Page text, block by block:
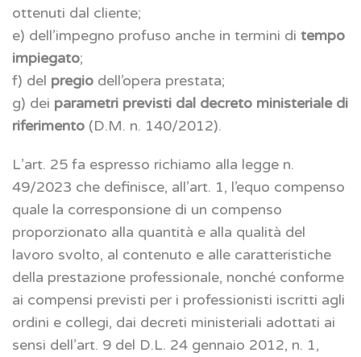
ottenuti dal cliente;
e) dell’impegno profuso anche in termini di tempo
impiegato;
f) del pregio dell’opera prestata;
g) dei parametri previsti dal decreto ministeriale di
riferimento (D.M. n. 140/2012).
L’art. 25 fa espresso richiamo alla legge n.
49/2023 che definisce, all’art. 1, l’equo compenso
quale la corresponsione di un compenso
proporzionato alla quantità e alla qualità del
lavoro svolto, al contenuto e alle caratteristiche
della prestazione professionale, nonché conforme
ai compensi previsti per i professionisti iscritti agli
ordini e collegi, dai decreti ministeriali adottati ai
sensi dell’art. 9 del D.L. 24 gennaio 2012, n. 1,